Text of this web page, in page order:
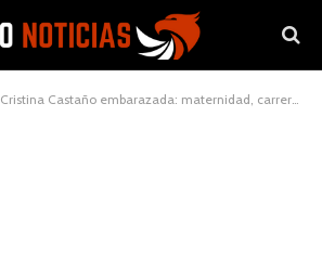
Cristina Castaño embarazada: maternidad, carrera y vida privada